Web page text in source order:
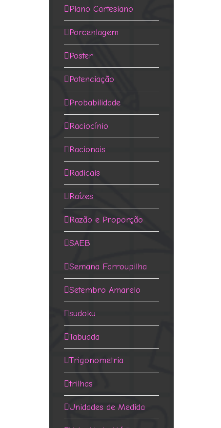
Plano Cartesiano
Porcentagem
Poster
Potenciação
Probabilidade
Raciocínio
Racionais
Radicais
Raízes
Razão e Proporção
SAEB
Semana Farroupilha
Setembro Amarelo
sudoku
Tabuada
Trigonometria
trilhas
Unidades de Medida